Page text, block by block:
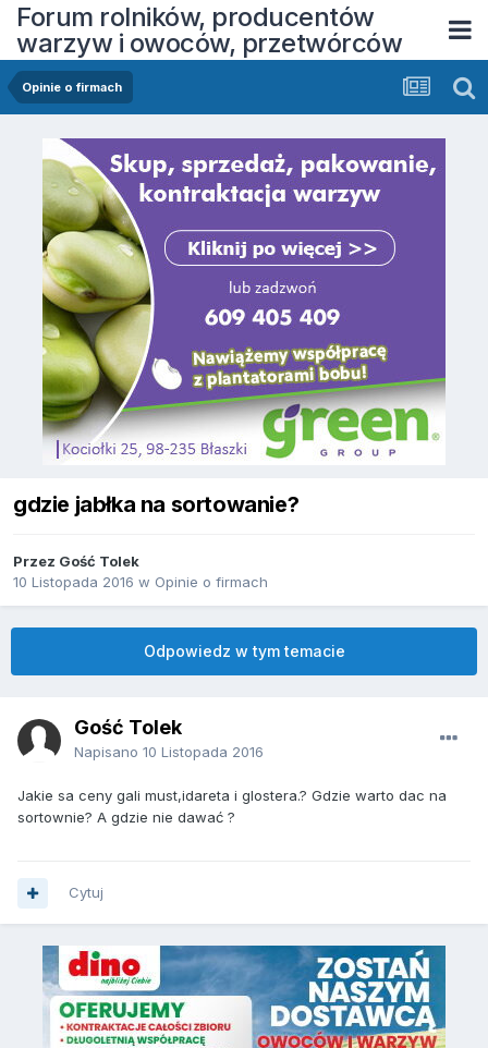
Forum rolników, producentów
warzyw i owoców, przetwórców
Opinie o firmach
gdzie jabłka na sortowanie?
Przez Gość Tolek
10 Listopada 2016 w Opinie o firmach
Odpowiedz w tym temacie
Gość Tolek
Napisano 10 Listopada 2016
Jakie sa ceny gali must,idareta i glostera.? Gdzie warto dac na
sortownie? A gdzie nie dawać ?
Cytuj